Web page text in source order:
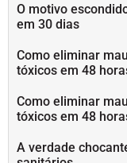
O motivo
em 30 dias
Como eliminar
tóxicos em 48
Como eliminar
tóxicos em 48
A verdade